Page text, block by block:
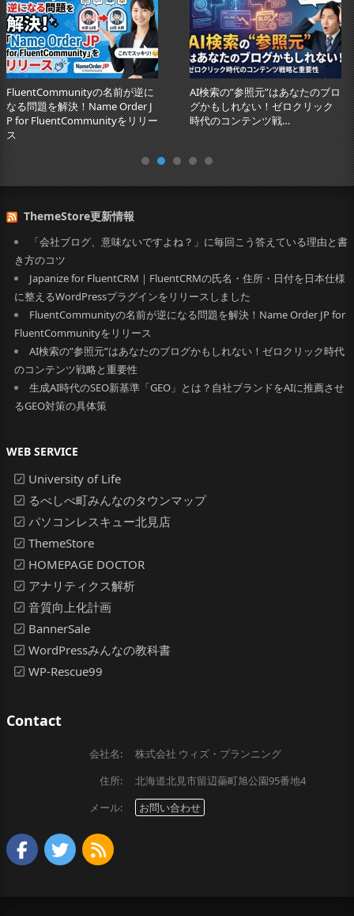
FluentCommunityの名前が逆に
なる問題を解決！Name Order J
P for FluentCommunityをリリー
ス
AI検索の”参照元”はあなたのブロ
グかもしれない！ゼロクリック
時代のコンテンツ戦…
ThemeStore更新情報
「会社ブログ、意味ないですよね？」に毎回こう答えている理由と書
き方のコツ
Japanize for FluentCRM｜FluentCRMの氏名・住所・日付を日本仕様
に整えるWordPressプラグインをリリースしました
FluentCommunityの名前が逆になる問題を解決！Name Order JP for
FluentCommunityをリリース
AI検索の”参照元”はあなたのブログかもしれない！ゼロクリック時代
のコンテンツ戦略と重要性
生成AI時代のSEO新基準「GEO」とは？自社ブランドをAIに推薦させ
るGEO対策の具体策
WEB SERVICE
University of Life
るべしべ町みんなのタウンマップ
パソコンレスキュー北見店
ThemeStore
HOMEPAGE DOCTOR
アナリティクス解析
音質向上化計画
BannerSale
WordPressみんなの教科書
WP-Rescue99
Contact
会社名:
株式会社 ウィズ・プランニング
住所:
北海道北見市留辺蘂町旭公園95番地4
メール:
お問い合わせ